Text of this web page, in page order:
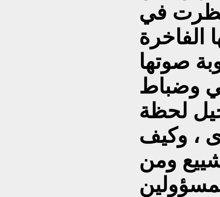
نظرت في
الفاخرة
صوتها
وضباط
لحظة
، وكيف
ومن